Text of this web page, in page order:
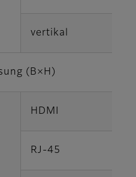
vertikal
(B×H)
HDMI
RJ-45